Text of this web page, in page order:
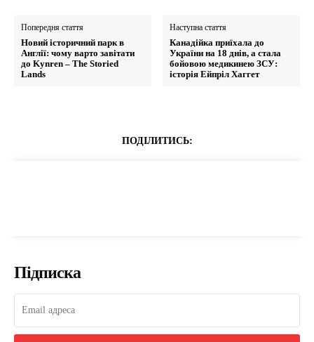
Попередня стаття
Новий історичний парк в
Англії: чому варто завітати
до Kynren – The Storied
Lands
Наступна стаття
Канадійка приїхала до
України на 18 днів, а стала
бойовою медикинею ЗСУ:
історія Ейпріл Хаггет
ПОДІЛИТИСЬ:
Підписка